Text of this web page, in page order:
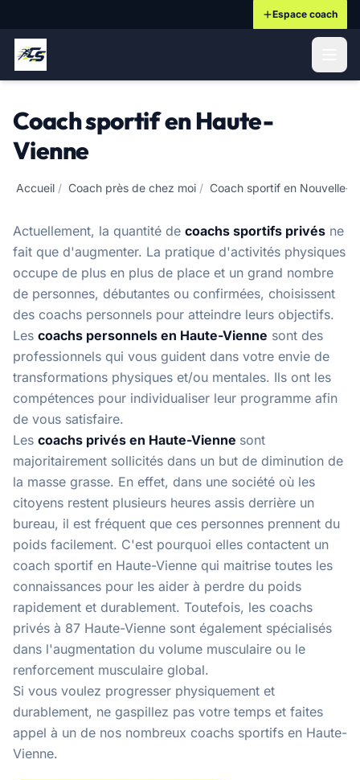
Espace coach
Coach sportif en Haute-
Vienne
Accueil / Coach près de chez moi / Coach sportif en Nouvelle-
Actuellement, la quantité de coachs sportifs privés ne
fait que d'augmenter. La pratique d'activités physiques
occupe de plus en plus de place et un grand nombre
de personnes, débutantes ou confirmées, choisissent
des coachs personnels pour atteindre leurs objectifs.
Les coachs personnels en Haute-Vienne sont des
professionnels qui vous guident dans votre envie de
transformations physiques et/ou mentales. Ils ont les
compétences pour individualiser leur programme afin
de vous satisfaire.
Les coachs privés en Haute-Vienne sont
majoritairement sollicités dans un but de diminution de
la masse grasse. En effet, dans une société où les
citoyens restent plusieurs heures assis derrière un
bureau, il est fréquent que ces personnes prennent du
poids facilement. C'est pourquoi elles contactent un
coach sportif en Haute-Vienne qui maitrise toutes les
connaissances pour les aider à perdre du poids
rapidement et durablement. Toutefois, les coachs
privés à 87 Haute-Vienne sont également spécialisés
dans l'augmentation du volume musculaire ou le
renforcement musculaire global.
Si vous voulez progresser physiquement et
durablement, ne gaspillez pas votre temps et faites
appel à un de nos nombreux coachs sportifs en Haute-
Vienne.